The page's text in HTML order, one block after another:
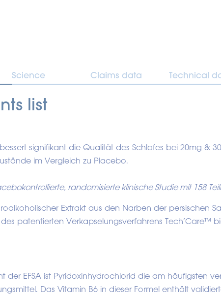
Science Claims data Technical
list
signifikant die Qualität des Schlafes bei 20mg &
im Vergleich zu Placebo.
randomisierte klinische Studie mit 158
Extrakt aus den Narben der persischen
patentierten Verkapselungsverfahrens Tech’Care™
der EFSA ist Pyridoxinhydrochlorid die am häufigsten
Das Vitamin B6 in dieser Formel enthält